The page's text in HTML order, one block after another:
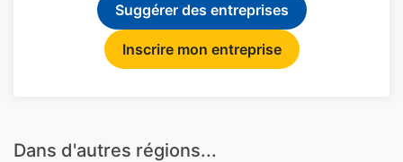
Suggérer des entreprises
Inscrire mon entreprise
Dans d'autres régions...